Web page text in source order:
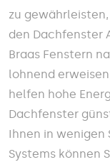
zu
den Dachfenster
Braas Fenstern
lohnend
helfen hohe
Dachfenster
Ihnen in wenigen
Systems können